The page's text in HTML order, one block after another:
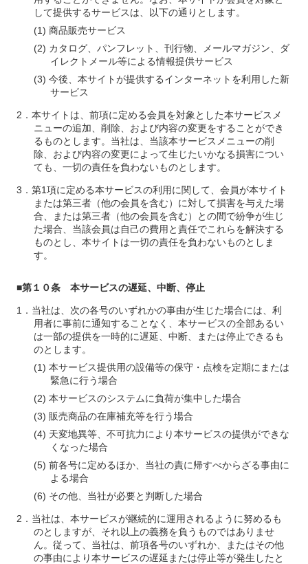
して提供するサービスは、以下の通りとします。
商品販売サービス
カタログ、パンフレット、刊行物、メールマガジン、ダ
イレクトメール等による情報提供サービス
今後、本サイトが提供するインターネットを利用した新
サービス
本サイトは、前項に定める会員を対象とした本サービスメ
ニューの追加、削除、および内容の変更をすることができ
るものとします。当社は、当該本サービスメニューの削
除、および内容の変更によって生じたいかなる損害につい
ても、一切の責任を負わないものとします。
第1項に定める本サービスの利用に関して、会員が本サイト
または第三者（他の会員を含む）に対して損害を与えた場
合、または第三者（他の会員を含む）との間で紛争が生じ
た場合、当該会員は自己の費用と責任でこれらを解決する
ものとし、本サイトは一切の責任を負わないものとしま
す。
■第１０条 本サービスの遅延、中断、停止
当社は、次の各号のいずれかの事由が生じた場合には、利
用者に事前に通知することなく、本サービスの全部あるい
は一部の提供を一時的に遅延、中断、または停止できるも
のとします。
本サービス提供用の設備等の保守・点検を定期にまたは
緊急に行う場合
本サービスのシステムに負荷が集中した場合
販売商品の在庫補充等を行う場合
天変地異等、不可抗力により本サービスの提供ができな
くなった場合
前各号に定めるほか、当社の責に帰すべからざる事由に
よる場合
その他、当社が必要と判断した場合
当社は、本サービスが継続的に運用されるように努めるも
のとしますが、それ以上の義務を負うものではありませ
ん。従って、当社は、前項各号のいずれか、またはその他
の事由により本サービスの遅延または停止等が発生したと